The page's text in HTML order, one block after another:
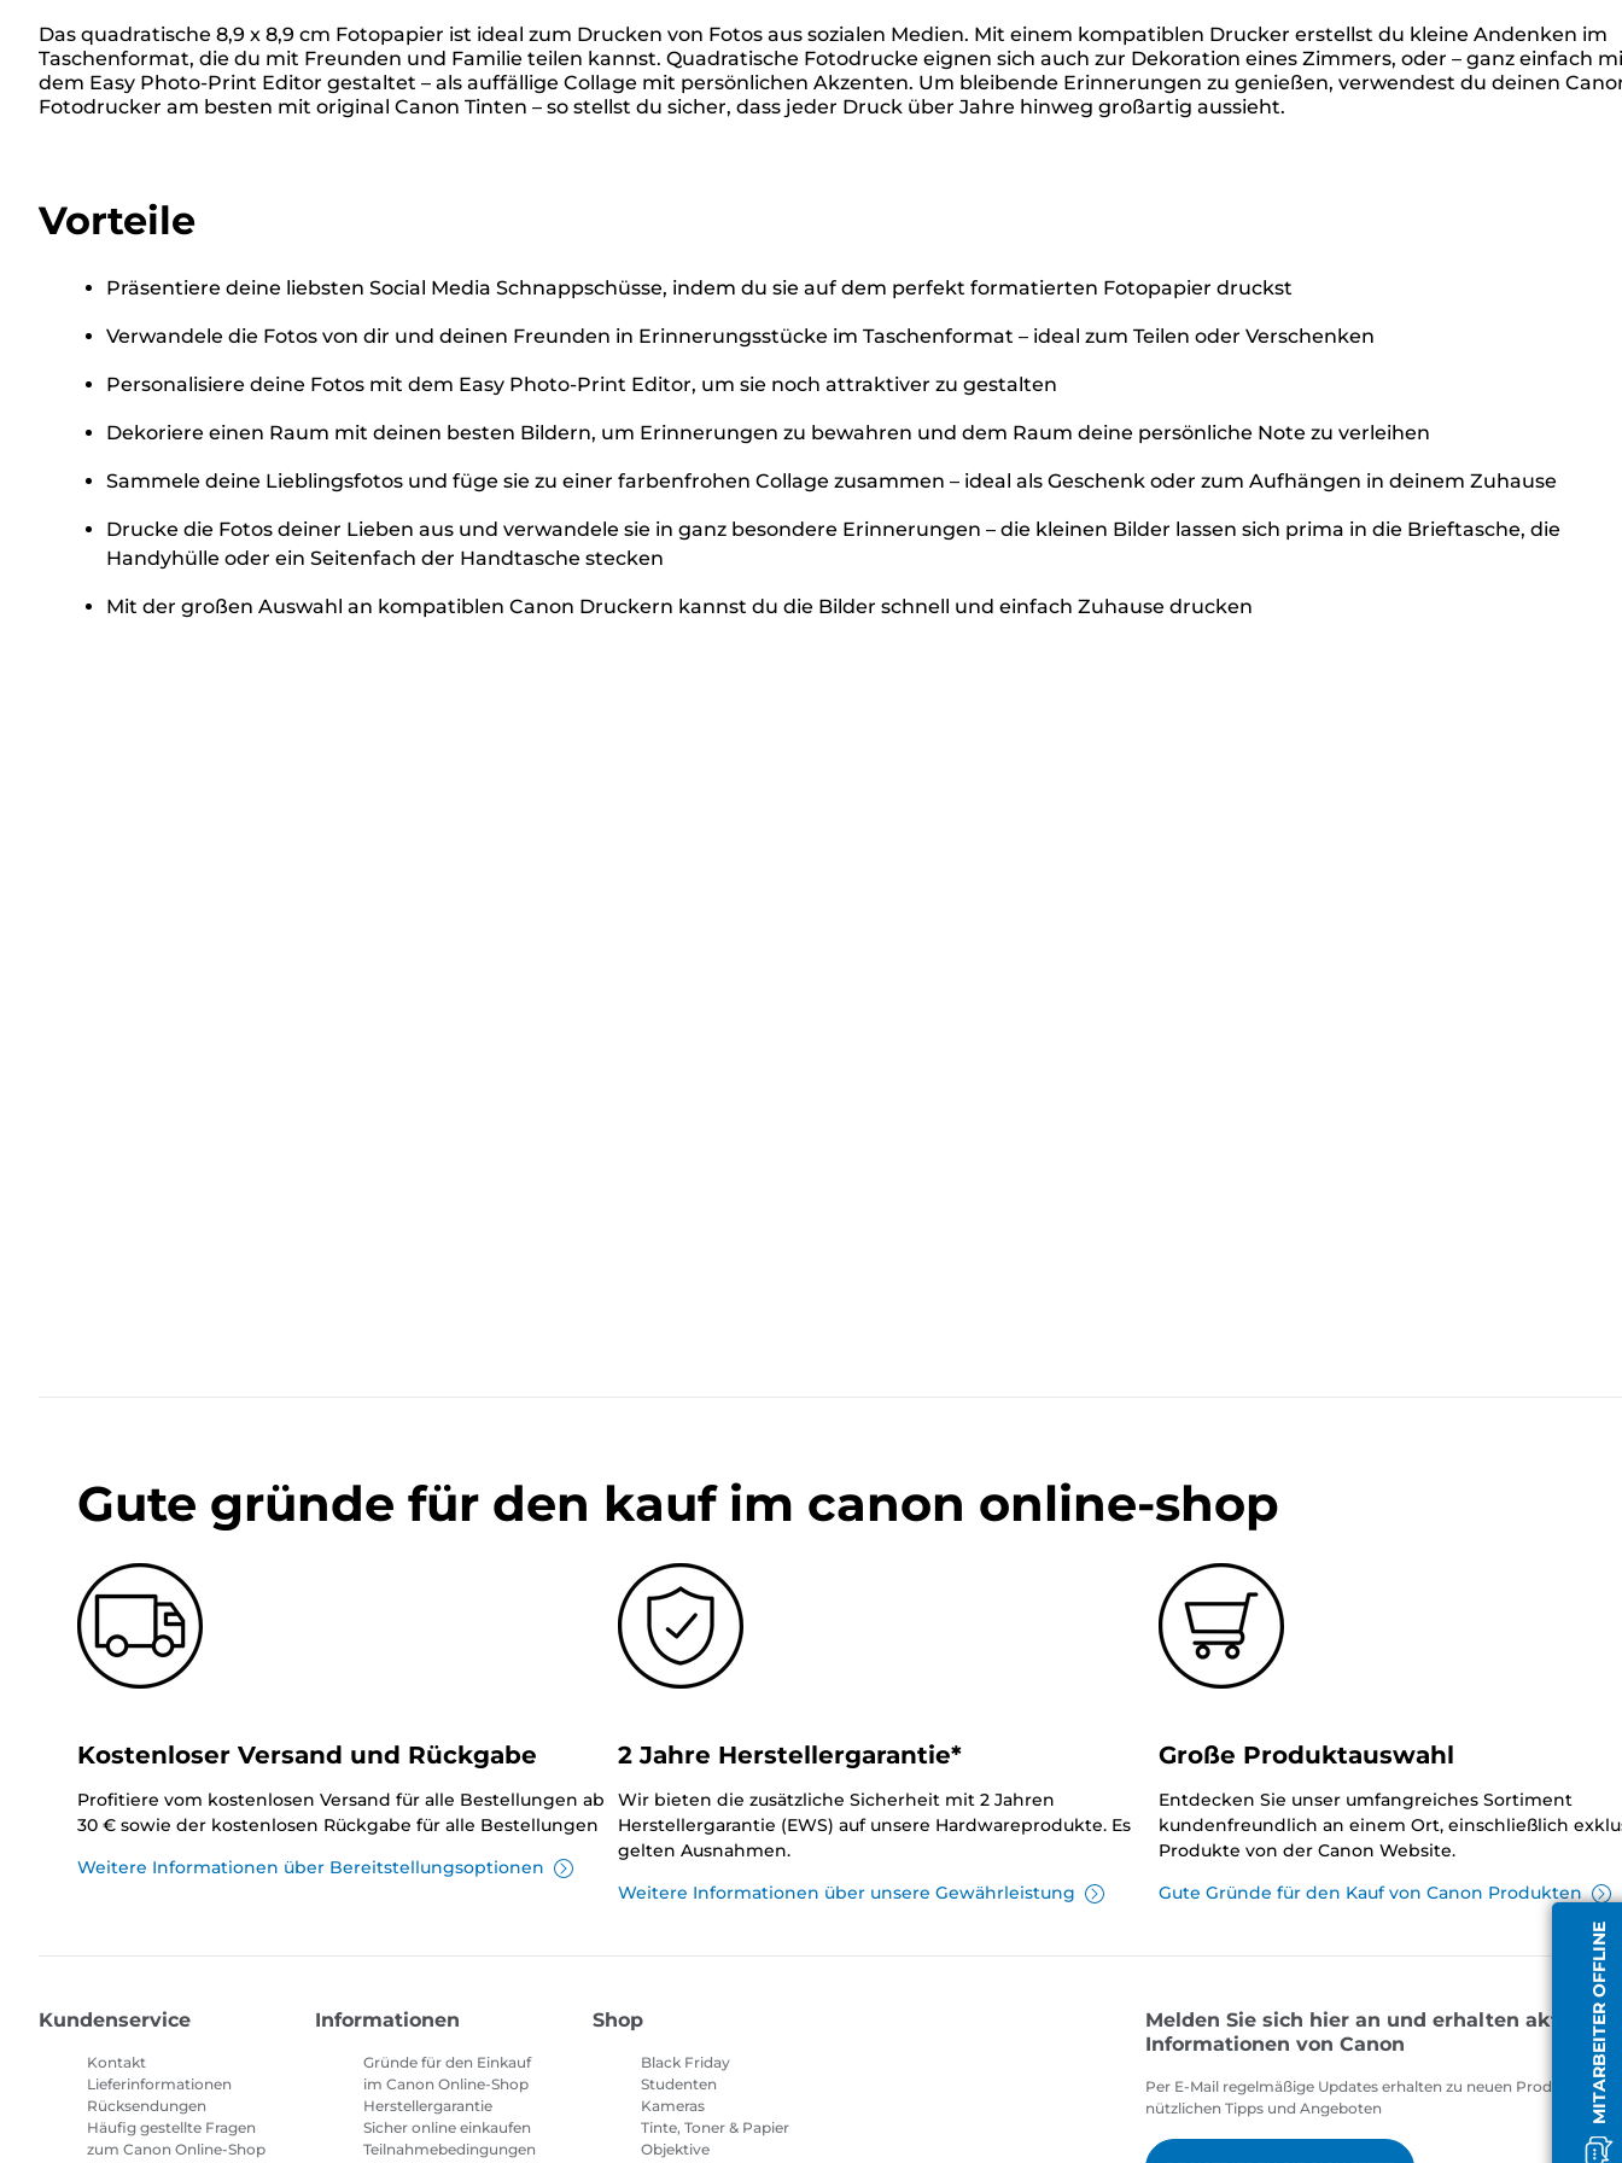
Das quadratische 8,9 x 8,9 cm Fotopapier ist ideal zum Drucken von Fotos aus sozialen Medien. Mit einem kompatiblen Drucker erstellst du kleine Andenken im
Taschenformat, die du mit Freunden und Familie teilen kannst. Quadratische Fotodrucke eignen sich auch zur Dekoration eines Zimmers, oder – ganz einfach
dem Easy Photo-Print Editor gestaltet – als auffällige Collage mit persönlichen Akzenten. Um bleibende Erinnerungen zu genießen, verwendest du deinen
Fotodrucker am besten mit original Canon Tinten – so stellst du sicher, dass jeder Druck über Jahre hinweg großartig aussieht.
Vorteile
Präsentiere deine liebsten Social Media Schnappschüsse, indem du sie auf dem perfekt formatierten Fotopapier druckst
Verwandele die Fotos von dir und deinen Freunden in Erinnerungsstücke im Taschenformat – ideal zum Teilen oder Verschenken
Personalisiere deine Fotos mit dem Easy Photo-Print Editor, um sie noch attraktiver zu gestalten
Dekoriere einen Raum mit deinen besten Bildern, um Erinnerungen zu bewahren und dem Raum deine persönliche Note zu verleihen
Sammele deine Lieblingsfotos und füge sie zu einer farbenfrohen Collage zusammen – ideal als Geschenk oder zum Aufhängen in deinem Zuhause
Drucke die Fotos deiner Lieben aus und verwandele sie in ganz besondere Erinnerungen – die kleinen Bilder lassen sich prima in die Brieftasche, die
Handyhülle oder ein Seitenfach der Handtasche stecken
Mit der großen Auswahl an kompatiblen Canon Druckern kannst du die Bilder schnell und einfach Zuhause drucken
MITARBEITER OFFLINE
Gute gründe für den kauf im canon online-shop
Kostenloser Versand und Rückgabe
Profitiere vom kostenlosen Versand für alle Bestellungen ab
30 € sowie der kostenlosen Rückgabe für alle Bestellungen
Weitere Informationen über Bereitstellungsoptionen
2 Jahre Herstellergarantie*
Wir bieten die zusätzliche Sicherheit mit 2 Jahren
Herstellergarantie (EWS) auf unsere Hardwareprodukte. Es
gelten Ausnahmen.
Weitere Informationen über unsere Gewährleistung
Große Produktauswahl
Entdecken Sie unser umfangreiches Sortiment
kundenfreundlich an einem Ort, einschließlich
Produkte von der Canon Website.
Gute Gründe für den Kauf von Canon Produkten
Kundenservice
Kontakt
Lieferinformationen
Rücksendungen
Häufig gestellte Fragen
zum Canon Online-Shop
Informationen
Gründe für den Einkauf
im Canon Online-Shop
Herstellergarantie
Sicher online einkaufen
Teilnahmebedingungen
Shop
Black Friday
Studenten
Kameras
Tinte, Toner & Papier
Objektive
Melden Sie sich hier an und erhalten aktuelle
Informationen von Canon
Per E-Mail regelmäßige Updates erhalten zu neuen Produkten,
nützlichen Tipps und Angeboten